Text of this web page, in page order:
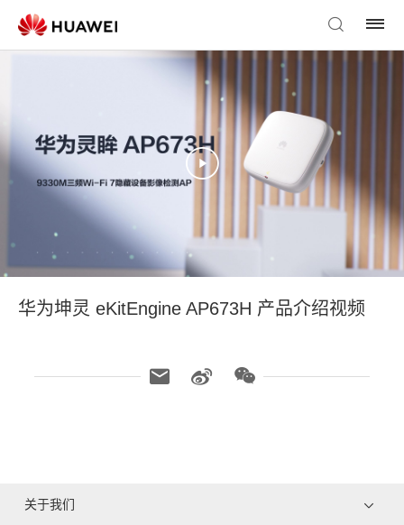
华为坤灵 eKitEngine AP673H 产品介绍视频
关于我们